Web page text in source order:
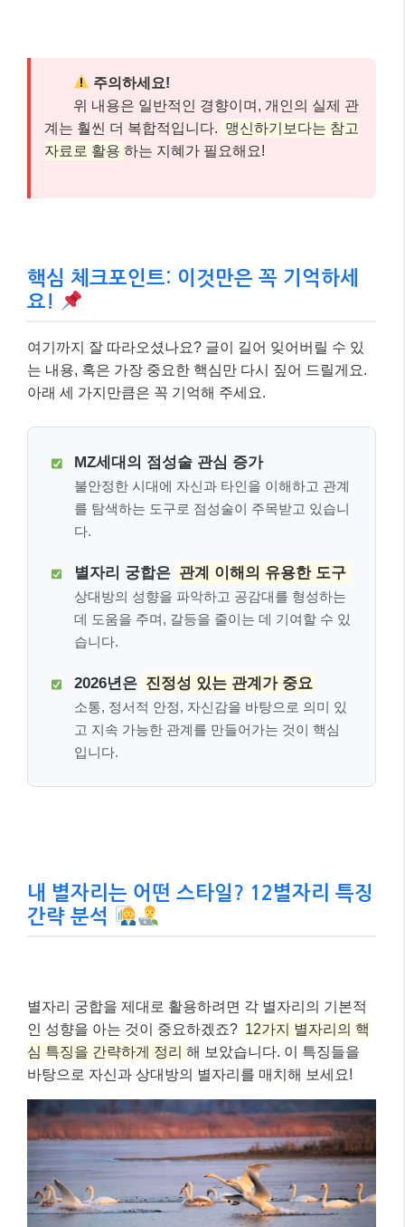
주의하세요!
위 내용은 일반적인 경향이며, 개인의 실제 관
계는 훨씬 더 복합적입니다. 맹신하기보다는 참고
자료로 활용 하는 지혜가 필요해요!
핵심 체크포인트: 이것만은 꼭 기억하세
요!
여기까지 잘 따라오셨나요? 글이 길어 잊어버릴 수 있
는 내용, 혹은 가장 중요한 핵심만 다시 짚어 드릴게요.
아래 세 가지만큼은 꼭 기억해 주세요.
MZ세대의 점성술 관심 증가
불안정한 시대에 자신과 타인을 이해하고 관계
를 탐색하는 도구로 점성술이 주목받고 있습니
다.
별자리 궁합은 관계 이해의 유용한 도구
상대방의 성향을 파악하고 공감대를 형성하는
데 도움을 주며, 갈등을 줄이는 데 기여할 수 있
습니다.
2026년은 진정성 있는 관계가 중요
소통, 정서적 안정, 자신감을 바탕으로 의미 있
고 지속 가능한 관계를 만들어가는 것이 핵심
입니다.
내 별자리는 어떤 스타일? 12별자리 특징
간략 분석
별자리 궁합을 제대로 활용하려면 각 별자리의 기본적
인 성향을 아는 것이 중요하겠죠? 12가지 별자리의 핵
심 특징을 간략하게 정리 해 보았습니다. 이 특징들을
바탕으로 자신과 상대방의 별자리를 매치해 보세요!